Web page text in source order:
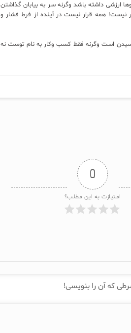
ارزشی داشته باشد وگرنه سر به بیابان گذاشتن
نیست! همه قرار نیست در آینده از فرط فشار و
رسیدن است وگرنه فقط کسب وکار به نام توست نه
0
امتیازت به این مطلب؟